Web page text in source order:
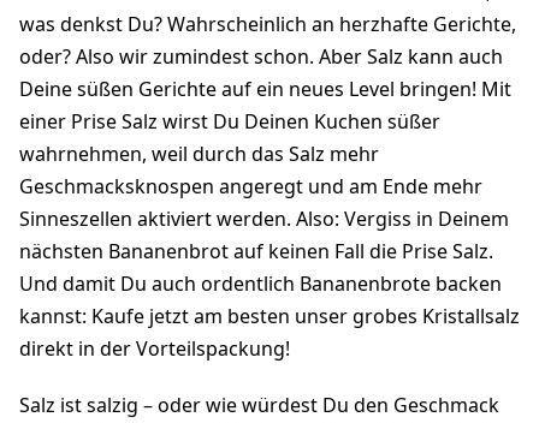
was denkst Du? Wahrscheinlich an herzhafte Gerichte,
oder? Also wir zumindest schon. Aber Salz kann auch
Deine süßen Gerichte auf ein neues Level bringen! Mit
einer Prise Salz wirst Du Deinen Kuchen süßer
wahrnehmen, weil durch das Salz mehr
Geschmacksknospen angeregt und am Ende mehr
Sinneszellen aktiviert werden. Also: Vergiss in Deinem
nächsten Bananenbrot auf keinen Fall die Prise Salz.
Und damit Du auch ordentlich Bananenbrote backen
kannst: Kaufe jetzt am besten unser grobes Kristallsalz
direkt in der Vorteilspackung!
Salz ist salzig – oder wie würdest Du den Geschmack